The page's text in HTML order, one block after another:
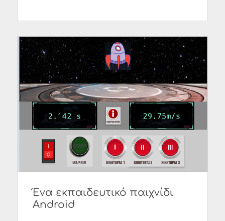
Ένα εκπαιδευτικό παιχνίδι
Android